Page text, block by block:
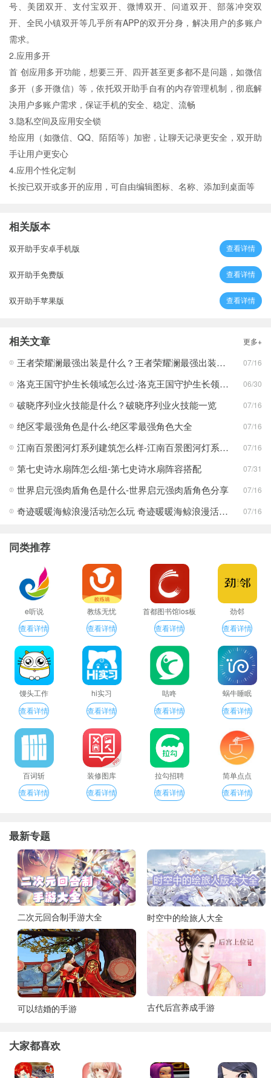
号、美团双开、支付宝双开、微博双开、问道双开、部落冲突双
开、全民小镇双开等几乎所有APP的双开分身，解决用户的多账户
需求。
2.应用多开
首 创应用多开功能，想要三开、四开甚至更多都不是问题，如微信
多开（多开微信）等，依托双开助手自有的内存管理机制，彻底解
决用户多账户需求，保证手机的安全、稳定、流畅
3.隐私空间及应用安全锁
给应用（如微信、QQ、陌陌等）加密，让聊天记录更安全，双开助
手让用户更安心
4.应用个性化定制
长按已双开或多开的应用，可自由编辑图标、名称、添加到桌面等
相关版本
双开助手安卓手机版 查看详情
双开助手免费版 查看详情
双开助手苹果版 查看详情
相关文章 更多+
王者荣耀澜最强出装是什么？王者荣耀澜最强出装分享 07/16
洛克王国守护生长领域怎么过-洛克王国守护生长领域通关攻略 06/30
破晓序列业火技能是什么？破晓序列业火技能一览 07/16
绝区零最强角色是什么-绝区零最强角色大全 07/16
江南百景图河灯系列建筑怎么样-江南百景图河灯系列建筑分享 07/16
第七史诗水扇阵怎么组-第七史诗水扇阵容搭配 07/31
世界启元强肉盾角色是什么-世界启元强肉盾角色分享 07/16
奇迹暖暖海鲸浪漫活动怎么玩 奇迹暖暖海鲸浪漫活动玩法一览 07/16
同类推荐
e听说
查看详情
教练无忧
查看详情
首都图书馆ios板
查看详情
劲邻
查看详情
馒头工作
查看详情
hi实习
查看详情
咕咚
查看详情
蜗牛睡眠
查看详情
百词斩
查看详情
装修图库
查看详情
拉勾招聘
查看详情
简单点点
查看详情
最新专题
二次元回合制手游大全 时空中的绘旅人大全
可以结婚的手游 古代后宫养成手游
大家都喜欢